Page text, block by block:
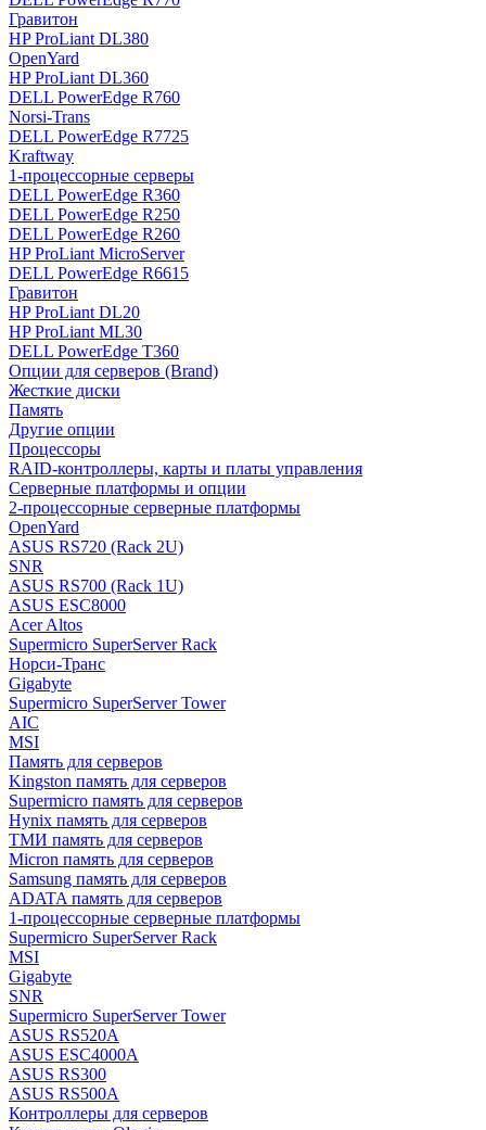
Гравитон
HP ProLiant DL380
OpenYard
HP ProLiant DL360
DELL PowerEdge R760
Norsi-Trans
DELL PowerEdge R7725
Kraftway
1-процессорные серверы
DELL PowerEdge R360
DELL PowerEdge R250
DELL PowerEdge R260
HP ProLiant MicroServer
DELL PowerEdge R6615
Гравитон
HP ProLiant DL20
HP ProLiant ML30
DELL PowerEdge T360
Опции для серверов (Brand)
Жесткие диски
Память
Другие опции
Процессоры
RAID-контроллеры, карты и платы управления
Серверные платформы и опции
2-процессорные серверные платформы
OpenYard
ASUS RS720 (Rack 2U)
SNR
ASUS RS700 (Rack 1U)
ASUS ESC8000
Acer Altos
Supermicro SuperServer Rack
Норси-Транс
Gigabyte
Supermicro SuperServer Tower
AIC
MSI
Память для серверов
Kingston память для серверов
Supermicro память для серверов
Hynix память для серверов
ТМИ память для серверов
Micron память для серверов
Samsung память для серверов
ADATA память для серверов
1-процессорные серверные платформы
Supermicro SuperServer Rack
MSI
Gigabyte
SNR
Supermicro SuperServer Tower
ASUS RS520A
ASUS ESC4000A
ASUS RS300
ASUS RS500A
Контроллеры для серверов